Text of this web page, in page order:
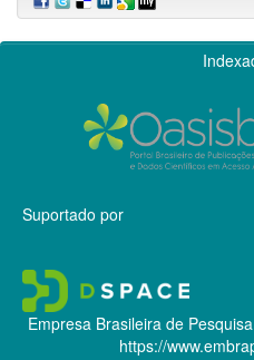
Suportado por
Empresa Brasileira de
https://